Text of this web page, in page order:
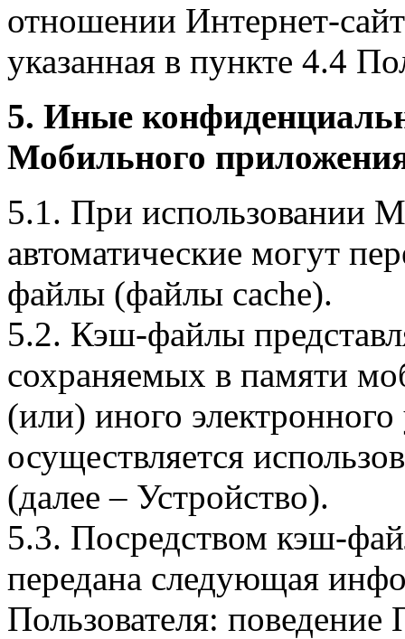
отношении Интернет-
указанная в пункте 4.4
5. Иные
Мобильного
5.1. При использовании
автоматические могут
файлы (файлы cache).
5.2. Кэш-файлы
сохраняемых в памяти
(или) иного электронного
осуществляется
(далее – Устройство).
5.3. Посредством кэш-
передана следующая
Пользователя: